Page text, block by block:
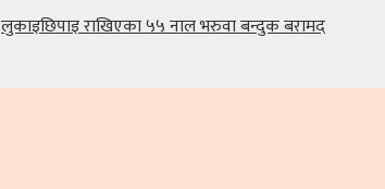
लुकाइछिपाइ राखिएका ५५ नाल भरुवा बन्दुक बरामद